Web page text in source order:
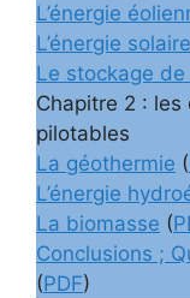
L’énergie
L’énergie solaire
Le stockage de
Chapitre 2 : les
pilotables
La géothermie (
L’énergie
La biomasse (
Conclusions ;
(PDF)